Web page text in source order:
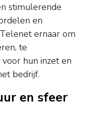
stimulerende
en
ernaar om
te
hun inzet en
bedrijf.
en sfeer